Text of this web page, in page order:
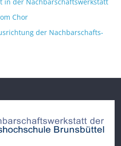
Chor
der Nachbarschafts-